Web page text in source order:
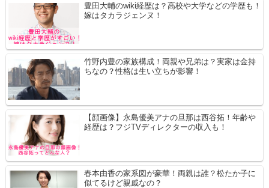
豊田大輔のwiki経歴は？高校や大学などの学歴も！
嫁はタカラジェンヌ！
竹野内豊の家族構成！両親や兄弟は？実家は金持
ちなの？性格は生い立ちが影響！
【顔画像】永島優美アナの旦那は西谷拓！年齢や
経歴は？フジTVディレクターの収入も！
春本由香の家系図が豪華！両親は誰？松たか子に
似てるけど親戚なの？